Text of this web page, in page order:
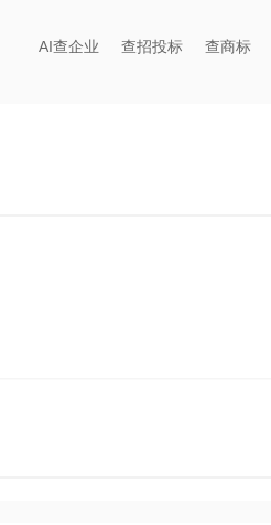
AI查企业 查招投标 查商标